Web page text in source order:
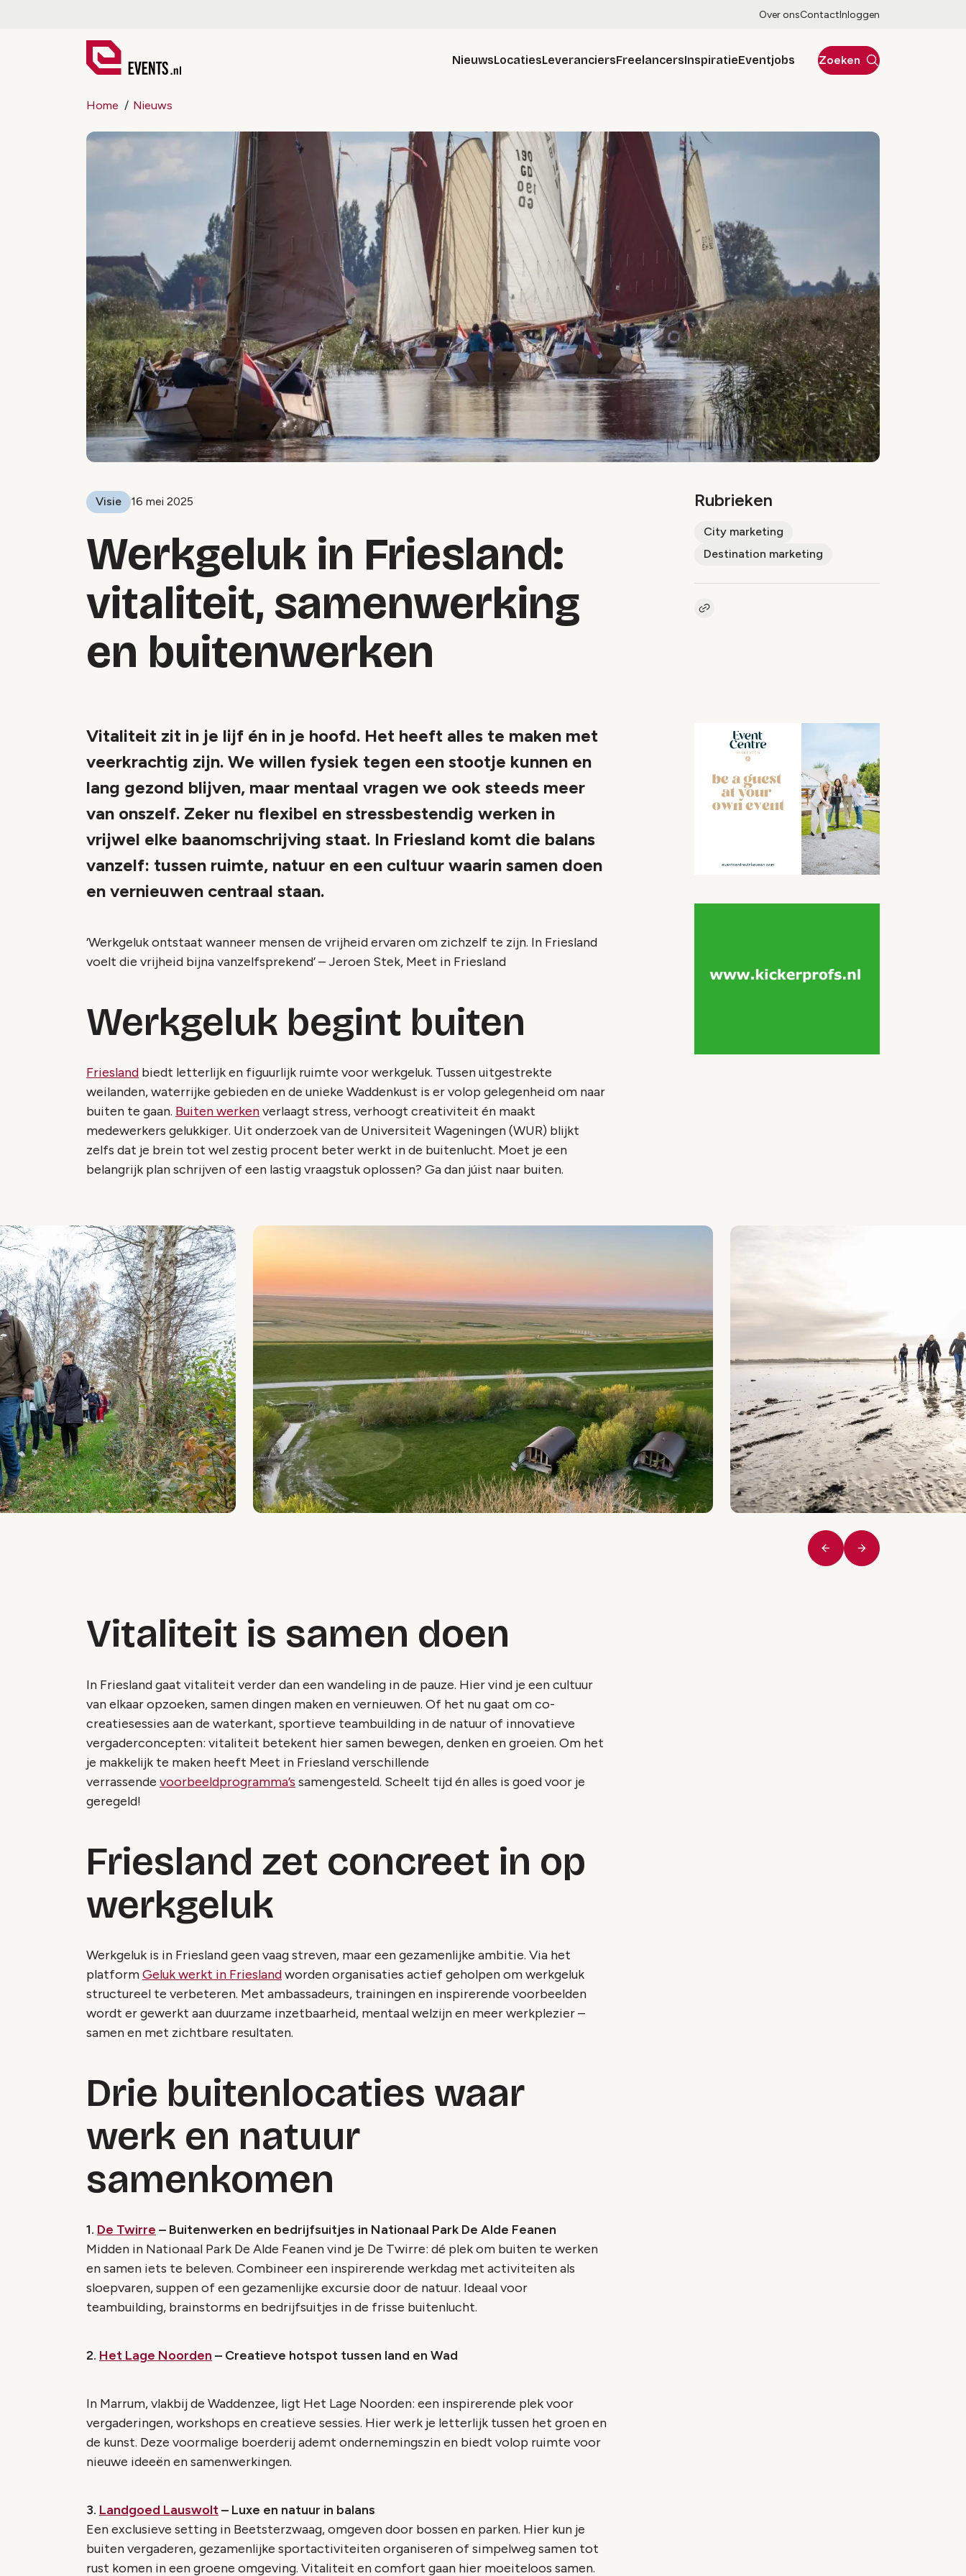
Over onsContactInloggen
NieuwsLocatiesLeveranciersFreelancersInspiratieEventjobs Zoeken
Home Nieuws
Visie 16 mei 2025
Werkgeluk in Friesland:
vitaliteit, samenwerking
en buitenwerken
Rubrieken
City marketing
Destination marketing
Kopieer link naar artikel
Vitaliteit zit in je lijf én in je hoofd. Het heeft alles te maken met
veerkrachtig zijn. We willen fysiek tegen een stootje kunnen en
lang gezond blijven, maar mentaal vragen we ook steeds meer
van onszelf. Zeker nu flexibel en stressbestendig werken in
vrijwel elke baanomschrijving staat. In Friesland komt die balans
vanzelf: tussen ruimte, natuur en een cultuur waarin samen doen
en vernieuwen centraal staan.
‘Werkgeluk ontstaat wanneer mensen de vrijheid ervaren om zichzelf te zijn. In Friesland
voelt die vrijheid bijna vanzelfsprekend’– Jeroen Stek, Meet in Friesland
Werkgeluk begint buiten
Friesland biedt letterlijk en figuurlijk ruimte voor werkgeluk. Tussen uitgestrekte
weilanden, waterrijke gebieden en de unieke Waddenkust is er volop gelegenheid om naar
buiten te gaan. Buiten werkenverlaagt stress, verhoogt creativiteit én maakt
medewerkers gelukkiger. Uit onderzoek van de Universiteit Wageningen (WUR) blijkt
zelfs dat je brein tot wel zestig procent beter werkt in de buitenlucht. Moet je een
belangrijk plan schrijven of een lastig vraagstuk oplossen? Ga dan júist naar buiten.
Vorige Volgende
Vitaliteit is samen doen
In Friesland gaat vitaliteit verder dan een wandeling in de pauze. Hier vind je een cultuur
van elkaar opzoeken, samen dingen maken en vernieuwen. Of het nu gaat om co-
creatiesessies aan de waterkant, sportieve teambuilding in de natuur of innovatieve
vergaderconcepten: vitaliteit betekent hier samen bewegen, denken en groeien. Om het
je makkelijk te maken heeft Meet in Friesland verschillende
verrassende voorbeeldprogramma’s samengesteld. Scheelt tijd én alles is goed voor je
geregeld!
Friesland zet concreet in op
werkgeluk
Werkgeluk is in Friesland geen vaag streven, maar een gezamenlijke ambitie. Via het
platformGeluk werkt in Frieslandworden organisaties actief geholpen om werkgeluk
structureel te verbeteren. Met ambassadeurs, trainingen en inspirerende voorbeelden
wordt er gewerkt aan duurzame inzetbaarheid, mentaal welzijn en meer werkplezier –
samen en met zichtbare resultaten.
Drie buitenlocaties waar
werk en natuur
samenkomen
1. De Twirre – Buitenwerken en bedrijfsuitjes in Nationaal Park De Alde Feanen
Midden in Nationaal Park De Alde Feanen vind je De Twirre: dé plek om buiten te werken
en samen iets te beleven. Combineer een inspirerende werkdag met activiteiten als
sloepvaren, suppen of een gezamenlijke excursie door de natuur. Ideaal voor
teambuilding, brainstorms en bedrijfsuitjes in de frisse buitenlucht.
2. Het Lage Noorden – Creatieve hotspot tussen land en Wad
In Marrum, vlakbij de Waddenzee, ligt Het Lage Noorden: een inspirerende plek voor
vergaderingen, workshops en creatieve sessies. Hier werk je letterlijk tussen het groen en
de kunst. Deze voormalige boerderij ademt ondernemingszin en biedt volop ruimte voor
nieuwe ideeën en samenwerkingen.
3. Landgoed Lauswolt– Luxe en natuur in balans
Een exclusieve setting in Beetsterzwaag, omgeven door bossen en parken. Hier kun je
buiten vergaderen, gezamenlijke sportactiviteiten organiseren of simpelweg samen tot
rust komen in een groene omgeving. Vitaliteit en comfort gaan hier moeiteloos samen.